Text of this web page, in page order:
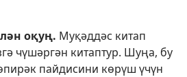
оқуң. Муқәддәс китап
чүшәргән китаптур. Шуңа, бу
пайдисини көрүш үчүн